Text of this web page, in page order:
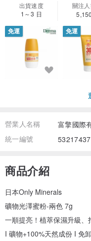
出貨速度
1～3 日
關注
5,150
免運 免運
營業人名稱
富擎國際
統一編號
53217437
商品介紹
日本Only Minerals
礦物光澤蜜粉-兩色 7g
一順提亮！植萃保濕升級、
I 礦物+100%天然成份 I 免